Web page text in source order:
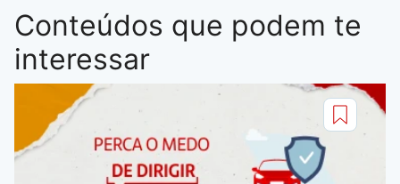
Conteúdos que podem te
interessar